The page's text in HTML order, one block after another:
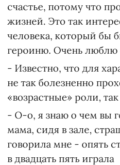
счастье, потому что
жизней. Это так
человека, который бы
героиню. Очень
- Известно, что для
не так болезненно
«возрастные» роли,
- О-о, я знаю о чем вы
мама, сидя в зале,
говорила мне - опять
в двадцать пять играла